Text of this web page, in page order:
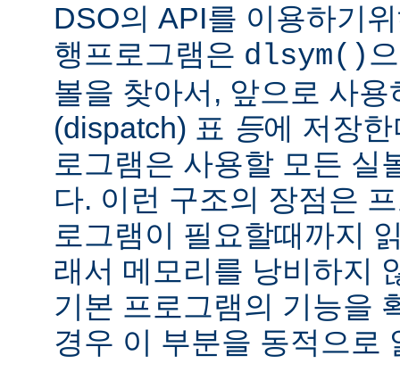
DSO의 API를 이용하기
행프로그램은 dlsym()
볼을 찾아서, 앞으로 사
(dispatch) 표 등에 저장
로그램은 사용할 모든 실
다. 이런 구조의 장점은
로그램이 필요할때까지
래서 메모리를 낭비하지
기본 프로그램의 기능을
경우 이 부분을 동적으로